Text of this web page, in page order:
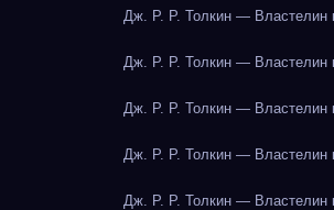
Дж. Р. Р. Толкин — Властелин
Дж. Р. Р. Толкин — Властелин
Дж. Р. Р. Толкин — Властелин
Дж. Р. Р. Толкин — Властелин
Дж. Р. Р. Толкин — Властелин